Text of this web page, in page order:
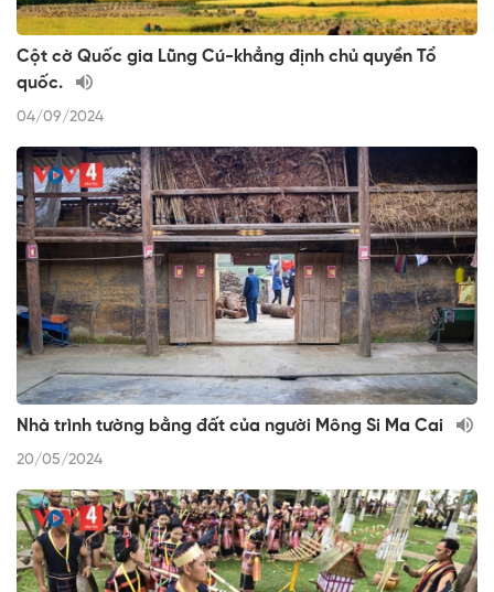
Cột cờ Quốc gia Lũng Cú-khẳng định chủ quyền Tổ
quốc.
04/09/2024
Nhà trình tường bằng đất của người Mông Si Ma Cai
20/05/2024